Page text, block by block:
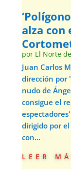
alza con
por El Norte
Juan Carlos
dirección por
nudo de
consigue el
dirigido por
con...
leer